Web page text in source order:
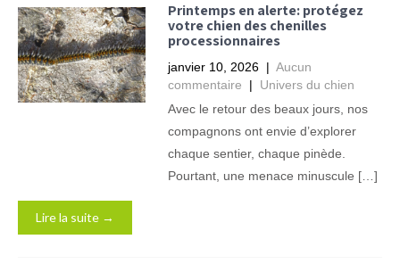
Printemps en alerte: protégez
votre chien des chenilles
processionnaires
janvier 10, 2026 | Aucun
commentaire
| Univers du chien
Avec le retour des beaux jours, nos
compagnons ont envie d’explorer
chaque sentier, chaque pinède.
Pourtant, une menace minuscule […]
Lire la suite →